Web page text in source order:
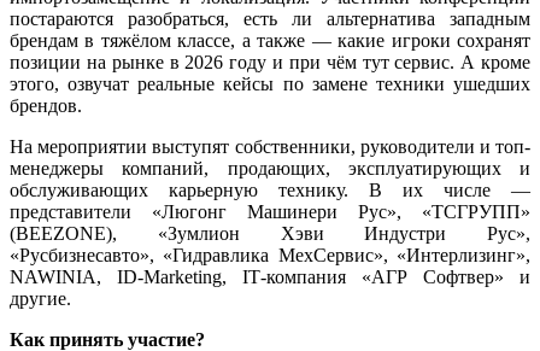
постараются разобраться, есть ли альтернатива западным
брендам в тяжёлом классе, а также — какие игроки сохранят
позиции на рынке в 2026 году и при чём тут сервис. А кроме
этого, озвучат реальные кейсы по замене техники ушедших
брендов.
На мероприятии выступят собственники, руководители и топ-
менеджеры компаний, продающих, эксплуатирующих и
обслуживающих карьерную технику. В их числе —
представители «Люгонг Машинери Рус», «ТСГРУПП»
(BEEZONE), «Зумлион Хэви Индустри Рус»,
«Русбизнесавто», «Гидравлика МехСервис», «Интерлизинг»,
NAWINIA, ID-Marketing, IT-компания «АГР Софтвер» и
другие.
Как принять участие?